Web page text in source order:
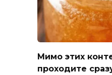
Мимо этих
проходите